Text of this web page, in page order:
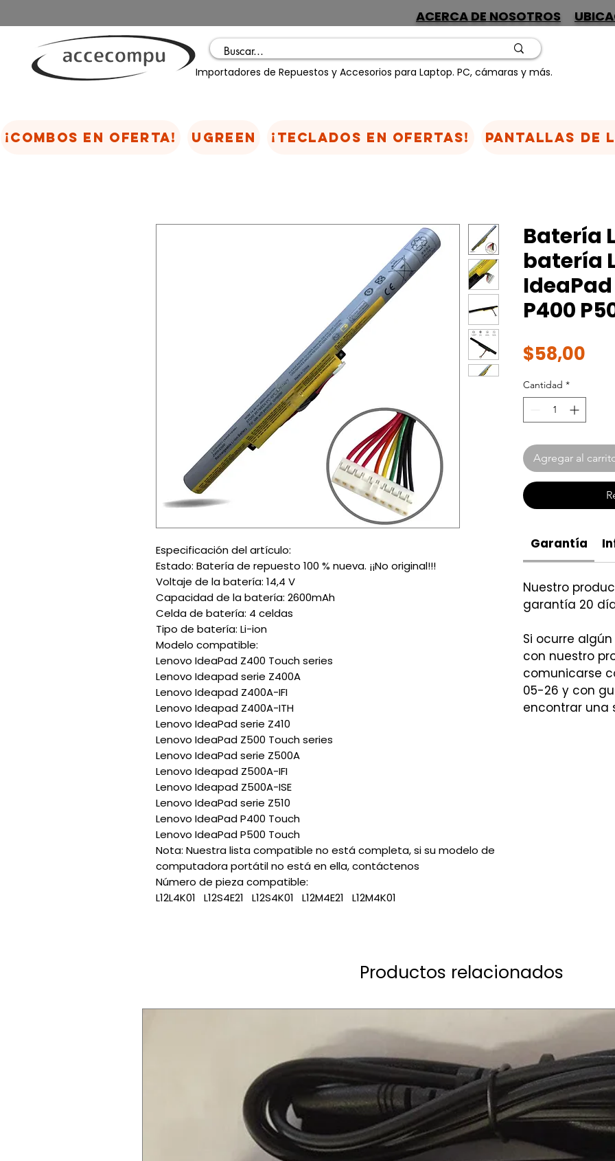
ACERCA DE NOSOTROS
Importadores de Repuestos y Accesorios para Laptop. PC, cámaras y más.
Especificación del artículo:
Estado: Batería de repuesto 100 % nueva. ¡¡No original!!!
Voltaje de la batería: 14,4 V
Capacidad de la batería: 2600mAh
Celda de batería: 4 celdas
Tipo de batería: Li-ion
Modelo compatible:
Lenovo IdeaPad Z400 Touch series
Lenovo Ideapad serie Z400A
Lenovo Ideapad Z400A-IFI
Lenovo Ideapad Z400A-ITH
Lenovo IdeaPad serie Z410
Lenovo IdeaPad Z500 Touch series
Lenovo IdeaPad serie Z500A
Lenovo Ideapad Z500A-IFI
Lenovo Ideapad Z500A-ISE
Lenovo IdeaPad serie Z510
Lenovo IdeaPad P400 Touch
Lenovo IdeaPad P500 Touch
Nota: Nuestra lista compatible no está completa, si su modelo de
computadora portátil no está en ella, contáctenos
Número de pieza compatible:
L12L4K01 L12S4E21 L12S4K01 L12M4E21 L12M4K01
Batería
batería
P400
$58,00
Cantidad *
Agregar al
Garantía
Nuestro
garantía 20
Si ocurre
con nuestro
comunicarse
05-26 y con
encontrar una
Productos relacionados
¡COMBOS EN OFERTA! UGREEN ¡TECLADOS EN OFERTAS! Pantallas de